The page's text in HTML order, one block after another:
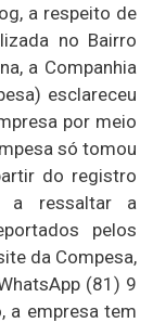
a respeito de
no Bairro
a Companhia
esclareceu
por meio
só tomou
do registro
a ressaltar a
pelos
da Compesa,
(81) 9
a empresa tem